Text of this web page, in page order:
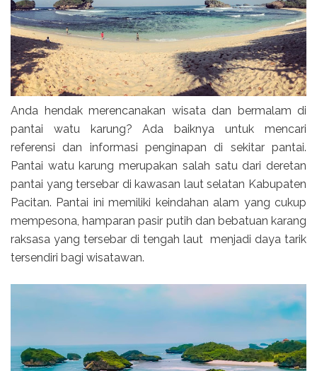
Anda hendak merencanakan wisata dan bermalam di
pantai watu karung? Ada baiknya untuk mencari
referensi dan informasi penginapan di sekitar pantai.
Pantai watu karung merupakan salah satu dari deretan
pantai yang tersebar di kawasan laut selatan Kabupaten
Pacitan. Pantai ini memiliki keindahan alam yang cukup
mempesona, hamparan pasir putih dan bebatuan karang
raksasa yang tersebar di tengah laut menjadi daya tarik
tersendiri bagi wisatawan.